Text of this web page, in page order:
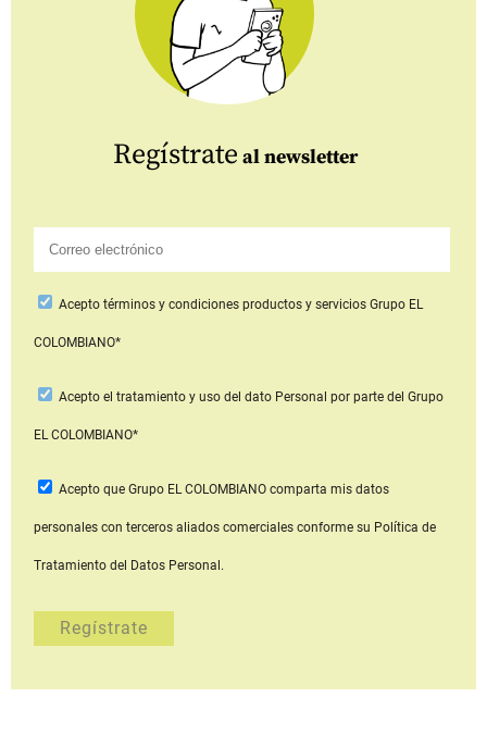
Regístrate al newsletter
Aceptotérminos y condiciones productos y serviciosGrupo EL
COLOMBIANO*
Acepto el tratamiento y uso del dato Personal por parte del Grupo
EL COLOMBIANO*
Acepto que Grupo EL COLOMBIANOcomparta mis datos
personales con terceros aliados comerciales conforme su Política de
Tratamiento del Datos Personal.